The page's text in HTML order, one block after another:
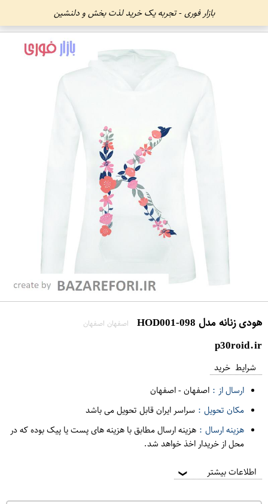
بازار فوری - تجربه یک خرید لذت بخش و دلنشین
هودی زنانه مدل HOD001-098 اصفهان اصفهان
p30roid.ir
شرایط خرید
ارسال از : اصفهان-اصفهان
مکان تحویل : سراسر ایران قابل تحویل می باشد
هزینه ارسال : هزینه ارسال مطابق با هزینه های پست یا پیک بوده که در
محل از خریدار اخذ خواهد شد.
اطلاعات بیشتر ❯